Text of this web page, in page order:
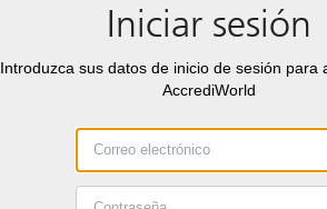
Iniciar sesión
Introduzca sus datos de inicio de sesión para
AccrediWorld